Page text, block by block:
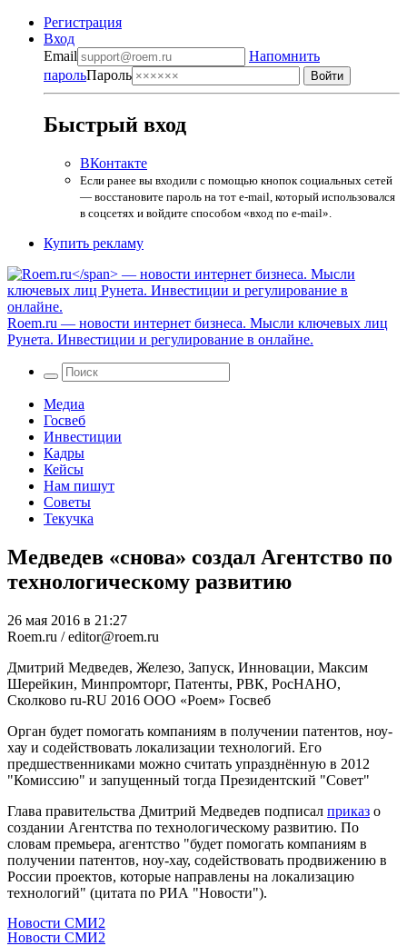
Регистрация
Вход
Email
Напомнить
парольПароль
Быстрый вход
ВКонтакте
Если ранее вы входили с помощью кнопок социальных сетей
— восстановите пароль на тот e-mail, который использовался
в соцсетях и войдите способом «вход по e-mail».
Купить рекламу
Roem.ru — новости интернет бизнеса. Мысли ключевых лиц
Рунета. Инвестиции и регулирование в онлайне.
Медиа
Госвеб
Инвестиции
Кадры
Кейсы
Нам пишут
Советы
Текучка
Медведев «снова» создал Агентство по
технологическому развитию
26 мая 2016 в 21:27
Roem.ru / editor@roem.ru
Дмитрий Медведев, Железо, Запуск, Инновации, Максим
Шерейкин, Минпромторг, Патенты, РВК, РосНАНО,
Сколково ru-RU 2016 ООО «Роем» Госвеб
Орган будет помогать компаниям в получении патентов, ноу-
хау и содействовать локализации технологий. Его
предшественниками можно считать упразднённую в 2012
"Комиссию" и запущенный тогда Президентский "Совет"
Глава правительства Дмитрий Медведев подписал приказ о
создании Агентства по технологическому развитию. По
словам премьера, агентство "будет помогать компаниям в
получении патентов, ноу-хау, содействовать продвижению в
России проектов, которые направлены на локализацию
технологий" (цитата по РИА "Новости").
Новости СМИ2
Новости СМИ2